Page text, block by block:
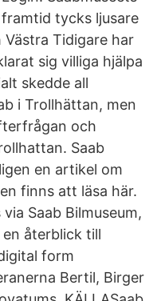
framtid tycks ljusare
Tidigare har
sig villiga hjälpa
skedde all
i Trollhättan, men
och
Saab
en artikel om
finns att läsa här.
Saab Bilmuseum,
återblick till
form
Bertil, Birger